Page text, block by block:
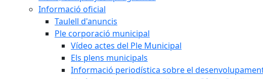
Informació oficial
Taulell d'anuncis
Ple corporació municipal
Vídeo actes del Ple Municipal
Els plens municipals
Informació periodística sobre el